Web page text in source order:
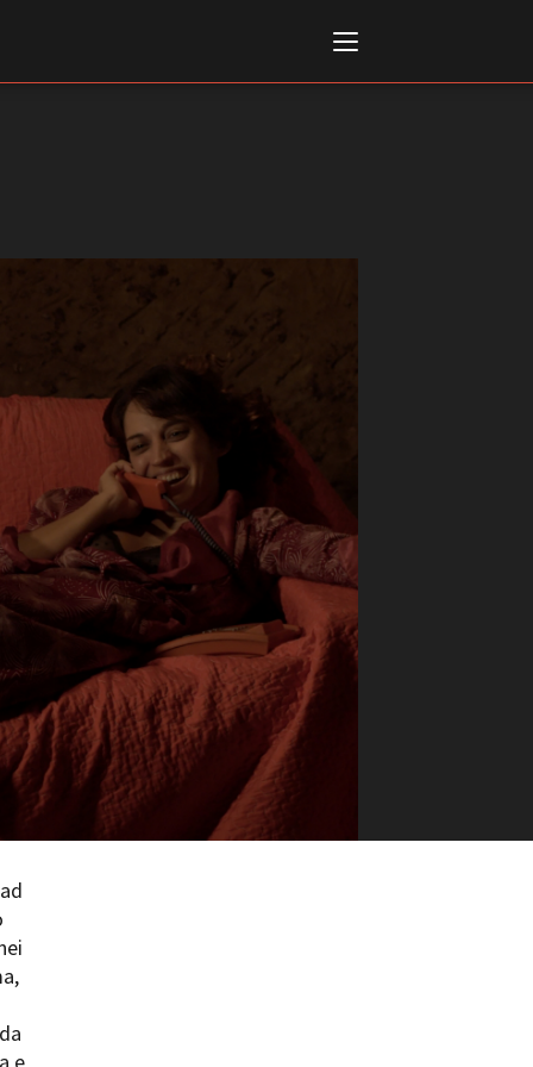
MARKETS, AWARDS
Film Festival Rotterdam
Cannes
Festival - Bio to B Industry
Festival
d’Arte
Venezia
Film Festival
di Roma
Festival
Accedi al tuo profilo
- Scuola e Lavoro
Economici per
lavori in economia